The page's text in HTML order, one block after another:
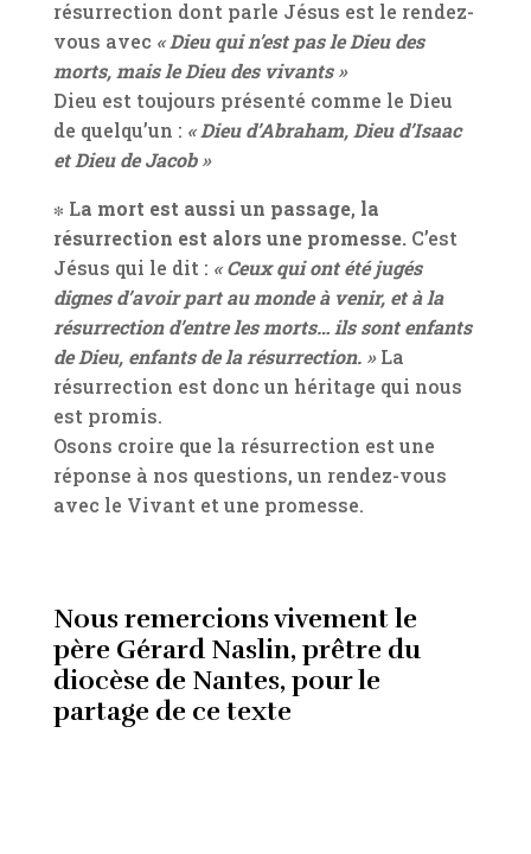
résurrection dont parle Jésus est le rendez-
vous avec « Dieu qui n’est pas le Dieu des
morts, mais le Dieu des vivants »
Dieu est toujours présenté comme le Dieu
de quelqu’un : « Dieu d’Abraham, Dieu d’Isaac
et Dieu de Jacob »
­∗ La mort est aussi un passage, la
résurrection est alors une promesse. C’est
Jésus qui le dit : « Ceux qui ont été jugés
dignes d’avoir part au monde à venir, et à la
résurrection d’entre les morts… ils sont enfants
de Dieu, enfants de la résurrection. »La
résurrection est donc un héritage qui nous
est promis.
Osons croire que la résurrection est une
réponse à nos questions, un rendez-vous
avec le Vivant et une promesse.
Nous remercions vivement le
père Gérard Naslin, prêtre du
diocèse de Nantes, pour le
partage de ce texte